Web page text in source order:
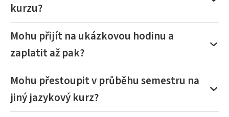
kurzu?
Mohu přijít na ukázkovou hodinu a
zaplatit až pak?
Mohu přestoupit v průběhu semestru na
jiný jazykový kurz?